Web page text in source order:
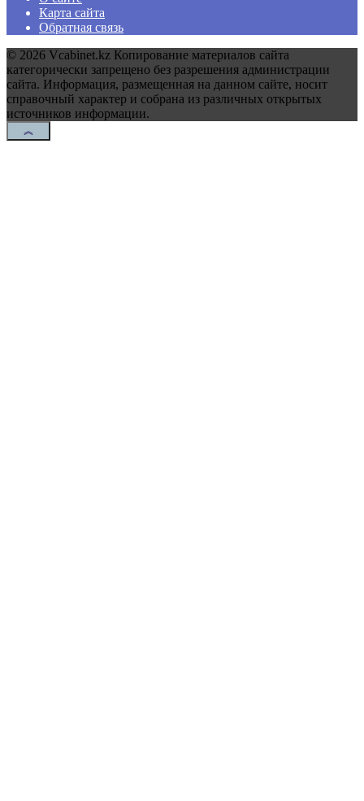
Карта сайта
Обратная связь
© 2026 Vcabinet.kz Копирование материалов сайта
категорически запрещено без разрешения администрации
сайта. Информация, размещенная на данном сайте, носит
справочный характер и собрана из различных открытых
источников информации.